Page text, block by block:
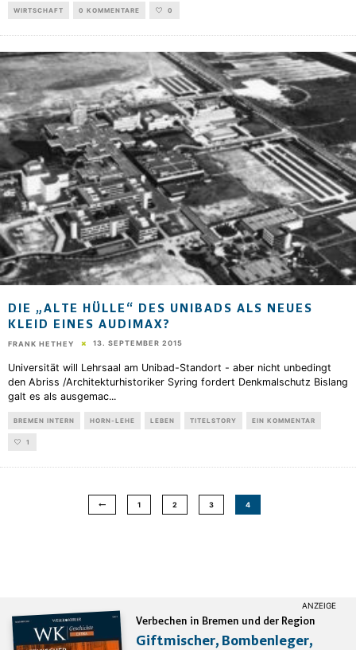
WIRTSCHAFT 0 KOMMENTARE 0
DIE „ALTE HÜLLE“ DES UNIBADS ALS NEUES
KLEID EINES AUDIMAX?
FRANK HETHEY 13. SEPTEMBER 2015
Universität will Lehrsaal am Unibad-Standort - aber nicht unbedingt
den Abriss /Architekturhistoriker Syring fordert Denkmalschutz Bislang
galt es als ausgemac...
BREMEN INTERN HORN-LEHE LEBEN TITELSTORY EIN KOMMENTAR
1
1 2 3 4
Verbechen in Bremen und der Region
Giftmischer, Bombenleger,